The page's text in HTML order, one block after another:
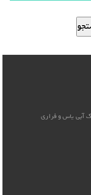
آبی یاس و فراری